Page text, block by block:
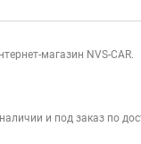
магазин NVS-CAR.
и под заказ по